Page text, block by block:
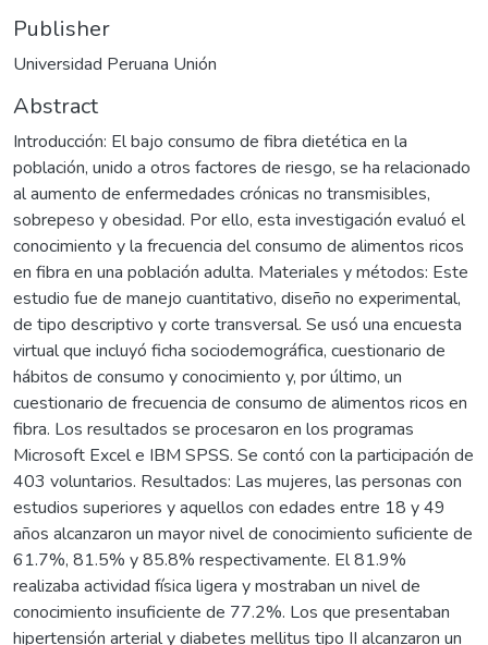
Publisher
Universidad Peruana Unión
Abstract
Introducción: El bajo consumo de fibra dietética en la
población, unido a otros factores de riesgo, se ha relacionado
al aumento de enfermedades crónicas no transmisibles,
sobrepeso y obesidad. Por ello, esta investigación evaluó el
conocimiento y la frecuencia del consumo de alimentos ricos
en fibra en una población adulta. Materiales y métodos: Este
estudio fue de manejo cuantitativo, diseño no experimental,
de tipo descriptivo y corte transversal. Se usó una encuesta
virtual que incluyó ficha sociodemográfica, cuestionario de
hábitos de consumo y conocimiento y, por último, un
cuestionario de frecuencia de consumo de alimentos ricos en
fibra. Los resultados se procesaron en los programas
Microsoft Excel e IBM SPSS. Se contó con la participación de
403 voluntarios. Resultados: Las mujeres, las personas con
estudios superiores y aquellos con edades entre 18 y 49
años alcanzaron un mayor nivel de conocimiento suficiente de
61.7%, 81.5% y 85.8% respectivamente. El 81.9%
realizaba actividad física ligera y mostraban un nivel de
conocimiento insuficiente de 77.2%. Los que presentaban
hipertensión arterial y diabetes mellitus tipo II alcanzaron un